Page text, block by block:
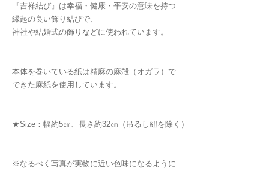
『吉祥結び』は幸福・健康・平安の意味を持つ
縁起の良い飾り結びで、
神社や結婚式の飾りなどに使われています。
本体を巻いている紙は精麻の麻殻（オガラ）で
できた麻紙を使用しています。
★Size：幅約5㎝、長さ約32㎝（吊るし紐を除く）
※なるべく写真が実物に近い色味になるように